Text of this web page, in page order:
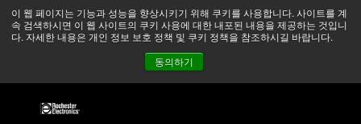
이 웹 페이지는 기능과 성능을 향상시키기 위해 쿠키를 사용합니다. 사이트를 계
속 검색하시면 이 웹 사이트의 쿠키 사용에 대한 내포된 내용을 제공하는 것입니
다. 자세한 내용은 개인 정보 보호 정책 및 쿠키 정책을 참조하시길 바랍니다.
동의하기
츠
건
중동 지역 상황을 지속적으로 주시하고 있으며, 모든 서비스는
정상적으로 운영되고 있습니다. 더 읽어보기 →
뉴스
문의하기